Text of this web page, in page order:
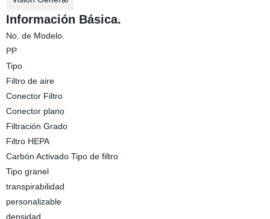
Información Básica.
No. de Modelo.
PP
Tipo
Filtro de aire
Conector Filtro
Conector plano
Filtración Grado
Filtro HEPA
Carbón Activado Tipo de filtro
Tipo granel
transpirabilidad
personalizable
densidad